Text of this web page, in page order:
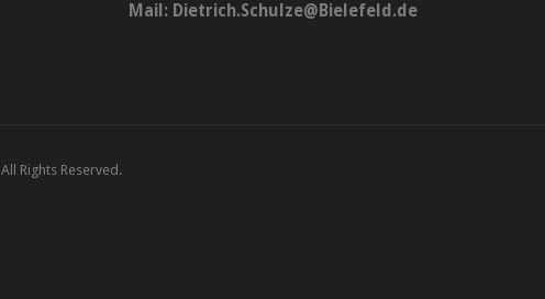
Mail: Dietrich.Schulze@Bielefeld.de
All Rights Reserved.